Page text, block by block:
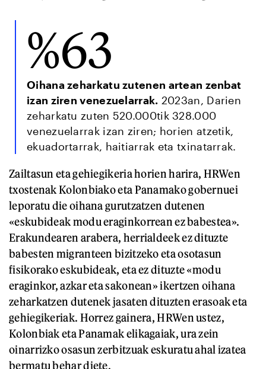
%63
Oihana zeharkatu zutenen artean zenbat
izan ziren venezuelarrak. 2023an, Darien
zeharkatu zuten 520.000tik 328.000
venezuelarrak izan ziren; horien atzetik,
ekuadortarrak, haitiarrak eta txinatarrak.
Zailtasun eta gehiegikeria horien harira, HRWen
txostenak Kolonbiako eta Panamako gobernuei
leporatu die oihana gurutzatzen dutenen
«eskubideak modu eraginkorrean ez babestea».
Erakundearen arabera, herrialdeek ez dituzte
babesten migranteen bizitzeko eta osotasun
fisikorako eskubideak, eta ez dituzte «modu
eraginkor, azkar eta sakonean» ikertzen oihana
zeharkatzen dutenek jasaten dituzten erasoak eta
gehiegikeriak. Horrez gainera, HRWen ustez,
Kolonbiak eta Panamak elikagaiak, ura zein
oinarrizko osasun zerbitzuak eskuratu ahal izatea
bermatu behar diete.